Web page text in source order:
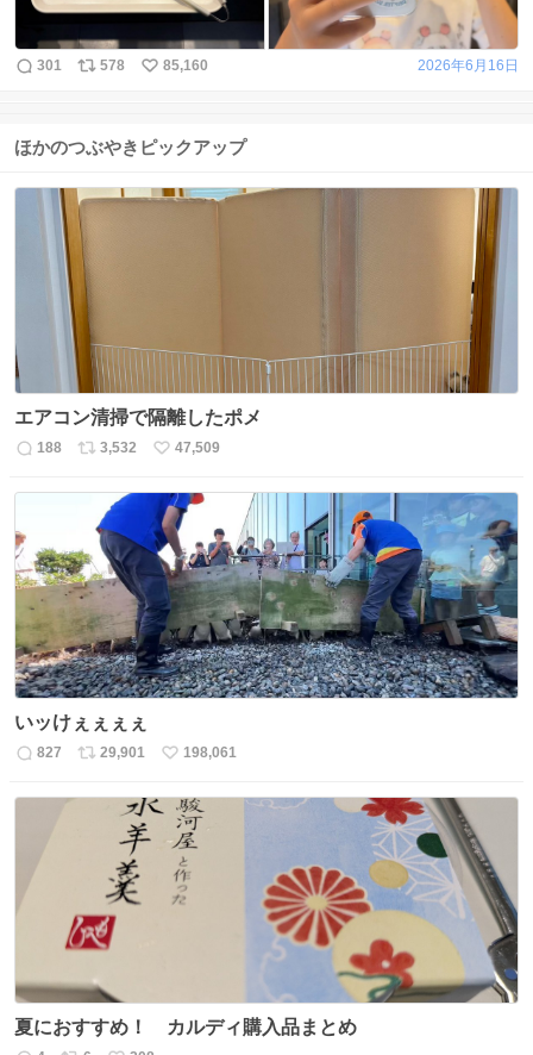
301 578 85,160 2026年6月16日
ほかのつぶやきピックアップ
エアコン清掃で隔離したポメ
返
188
リ
数
3,532
い
ね
数
47,509
いッけぇぇぇぇ
返
827
リ
29,901
い
ね
数
198,061
夏におすすめ！ カルディ購入品まとめ